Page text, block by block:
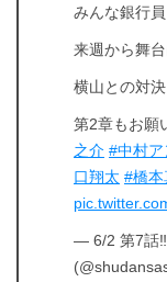
みんな銀行
来週から舞
横山との対
第2章もお願
之介 #中村ア
口翔太 #橋本
— 6/2 第7話‼︎